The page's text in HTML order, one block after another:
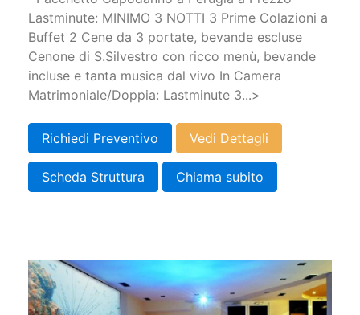
Lastminute: MINIMO 3 NOTTI 3 Prime Colazioni a
Buffet 2 Cene da 3 portate, bevande escluse
Cenone di S.Silvestro con ricco menù, bevande
incluse e tanta musica dal vivo In Camera
Matrimoniale/Doppia: Lastminute 3...>
Richiedi Preventivo Vedi Dettagli
Scheda Struttura Chiama subito